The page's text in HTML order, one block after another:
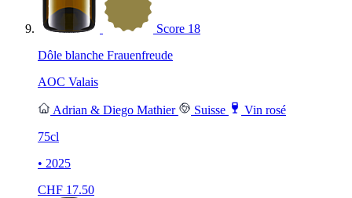
Score 18
Dôle blanche Frauenfreude
AOC Valais
Adrian & Diego Mathier Suisse
Vin rosé
75cl
• 2025
CHF 17.50